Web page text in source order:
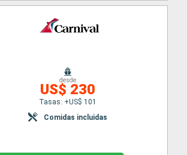
desde
US$ 230
Tasas: +US$ 101
Comidas incluidas